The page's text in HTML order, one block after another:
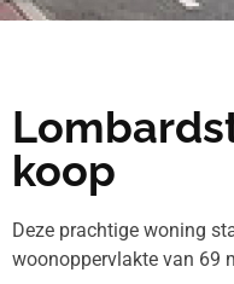
koop
Deze prachtige woning
woonoppervlakte van 69